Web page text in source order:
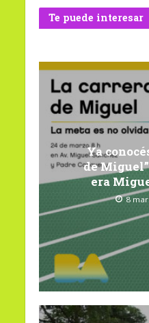
Te puede interesar
Ya
de
era
8